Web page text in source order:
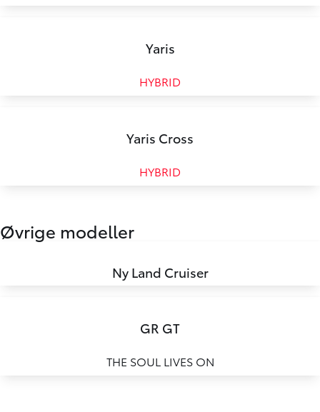
Yaris
HYBRID
Yaris Cross
HYBRID
Øvrige modeller
Ny Land Cruiser
GR GT
THE SOUL LIVES ON